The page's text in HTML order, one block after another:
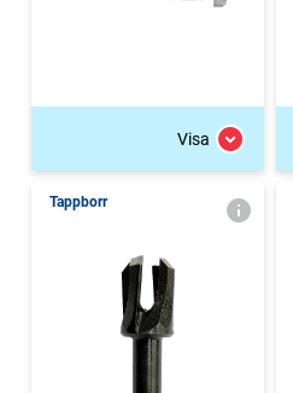
Visa
Tappborr